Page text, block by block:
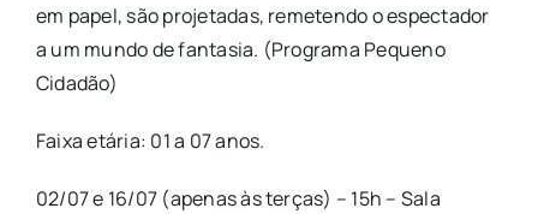
em papel, são projetadas, remetendo o espectador
a um mundo de fantasia. (Programa Pequeno
Cidadão)
Faixa etária: 01 a 07 anos.
02/07 e 16/07 (apenas às terças) – 15h – Sala